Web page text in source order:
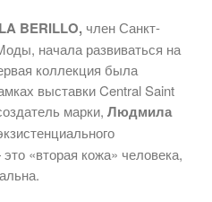
BERILLO, член Санкт-
начала развиваться на
коллекция была
выставки Central Saint
марки, Людмила
«вторая кожа» человека,